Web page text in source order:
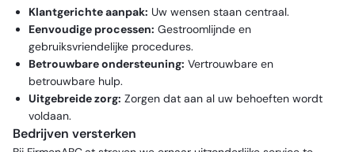
Klantgerichte aanpak: Uw wensen staan centraal.
Eenvoudige processen: Gestroomlijnde en
gebruiksvriendelijke procedures.
Betrouwbare ondersteuning: Vertrouwbare en
betrouwbare hulp.
Uitgebreide zorg: Zorgen dat aan al uw behoeften wordt
voldaan.
Bedrijven versterken